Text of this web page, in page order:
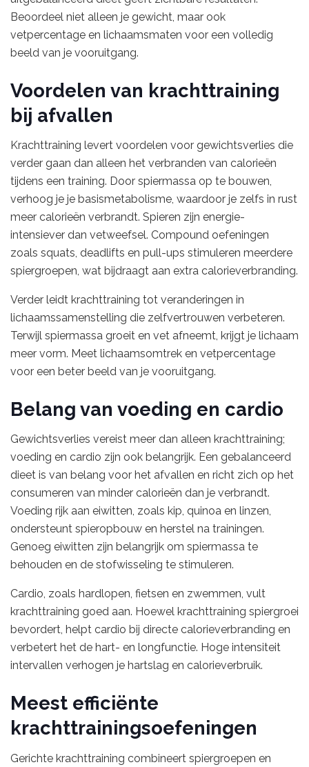
Beoordeel niet alleen je gewicht, maar ook
vetpercentage en lichaamsmaten voor een volledig
beeld van je vooruitgang.
Voordelen van krachttraining
bij afvallen
Krachttraining levert voordelen voor gewichtsverlies die
verder gaan dan alleen het verbranden van calorieën
tijdens een training. Door spiermassa op te bouwen,
verhoog je je basismetabolisme, waardoor je zelfs in rust
meer calorieën verbrandt. Spieren zijn energie-
intensiever dan vetweefsel. Compound oefeningen
zoals squats, deadlifts en pull-ups stimuleren meerdere
spiergroepen, wat bijdraagt aan extra calorieverbranding.
Verder leidt krachttraining tot veranderingen in
lichaamssamenstelling die zelfvertrouwen verbeteren.
Terwijl spiermassa groeit en vet afneemt, krijgt je lichaam
meer vorm. Meet lichaamsomtrek en vetpercentage
voor een beter beeld van je vooruitgang.
Belang van voeding en cardio
Gewichtsverlies vereist meer dan alleen krachttraining;
voeding en cardio zijn ook belangrijk. Een gebalanceerd
dieet is van belang voor het afvallen en richt zich op het
consumeren van minder calorieën dan je verbrandt.
Voeding rijk aan eiwitten, zoals kip, quinoa en linzen,
ondersteunt spieropbouw en herstel na trainingen.
Genoeg eiwitten zijn belangrijk om spiermassa te
behouden en de stofwisseling te stimuleren.
Cardio, zoals hardlopen, fietsen en zwemmen, vult
krachttraining goed aan. Hoewel krachttraining spiergroei
bevordert, helpt cardio bij directe calorieverbranding en
verbetert het de hart- en longfunctie. Hoge intensiteit
intervallen verhogen je hartslag en calorieverbruik.
Meest efficiënte
krachttrainingsoefeningen
Gerichte krachttraining combineert spiergroepen en